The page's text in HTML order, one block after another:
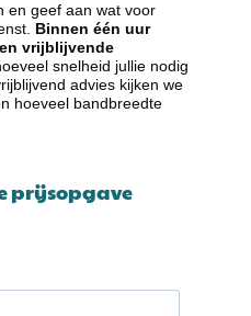
en geef aan wat voor
Binnen één uur
vrijblijvende
snelheid jullie nodig
advies kijken we
hoeveel bandbreedte
prijsopgave